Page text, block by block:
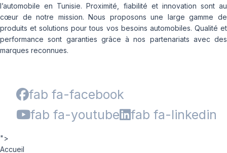
l’automobile en Tunisie. Proximité, fiabilité et innovation sont au
cœur de notre mission. Nous proposons une large gamme de
produits et solutions pour tous vos besoins automobiles. Qualité et
performance sont garanties grâce à nos partenariats avec des
marques reconnues.
fab fa-facebook
fab fa-youtube
fab fa-linkedin
">
Accueil